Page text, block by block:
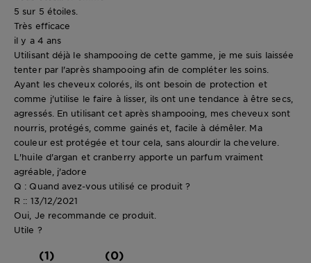
5 sur 5 étoiles.
Très efficace
il y a 4 ans
Utilisant déjà le shampooing de cette gamme, je me suis laissée
tenter par l'après shampooing afin de compléter les soins.
Ayant les cheveux colorés, ils ont besoin de protection et
comme j'utilise le faire à lisser, ils ont une tendance à être secs,
agressés. En utilisant cet après shampooing, mes cheveux sont
nourris, protégés, comme gainés et, facile à démêler. Ma
couleur est protégée et tour cela, sans alourdir la chevelure.
L'huile d'argan et cranberry apporte un parfum vraiment
agréable, j'adore
Q : Quand avez-vous utilisé ce produit ?
R :: 13/12/2021
Oui, Je recommande ce produit.
Utile ?
(1) (0)